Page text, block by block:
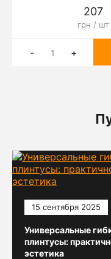
207
грн / шт
- +
15 сентября 2025
Универсальные
плинтусы:
эстетика